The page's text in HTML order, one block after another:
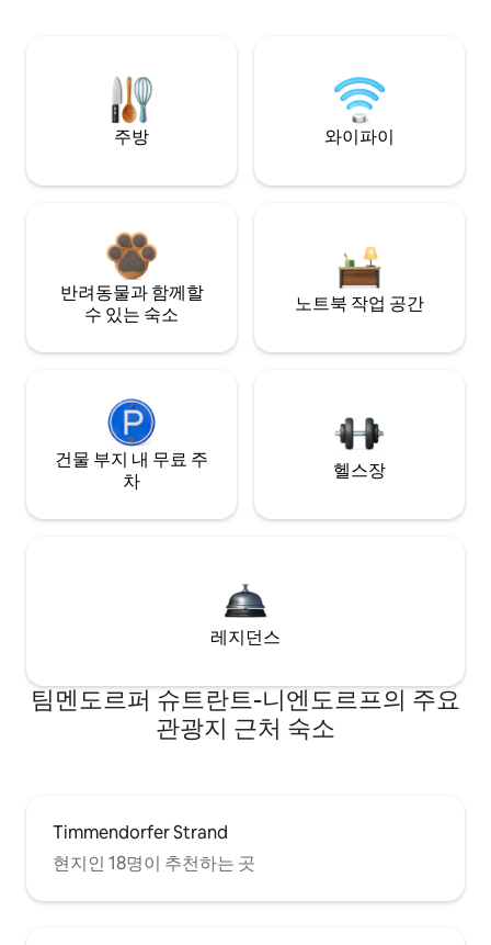
주방 와이파이
반려동물과 함께할
수 있는 숙소
노트북 작업 공간
건물 부지 내 무료 주
차
헬스장
레지던스
팀멘도르퍼 슈트란트-니엔도르프의 주요
관광지 근처 숙소
Timmendorfer Strand
현지인 18명이 추천하는 곳